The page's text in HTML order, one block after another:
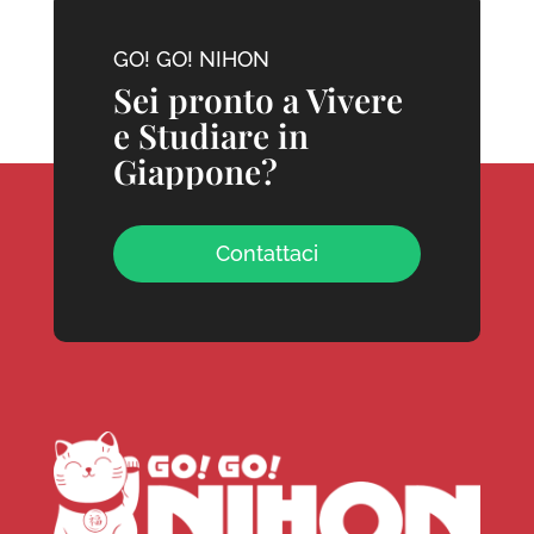
GO! GO! NIHON
Sei pronto a Vivere
e Studiare in
Giappone?
Contattaci